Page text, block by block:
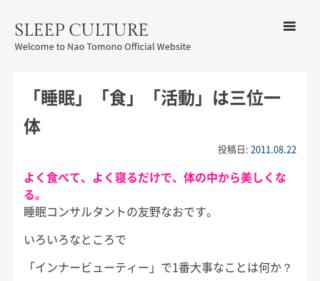
CULTURE
ツへ移動
「睡眠」「食」「活動」は三位一
体
投稿日:2011.08.22
よく食べて、よく寝るだけで、体の中から美しくな
る。
睡眠コンサルタントの友野なおです。
いろいろなところで
「インナービューティー」で1番大事なことは何か？